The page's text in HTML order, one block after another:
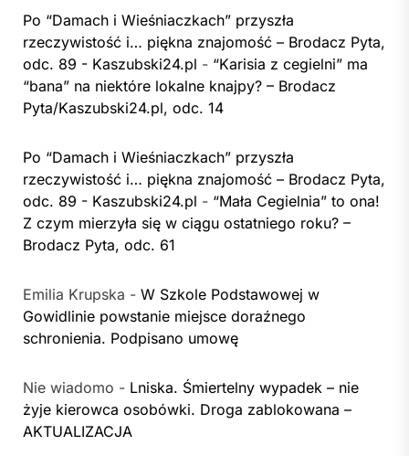
Po “Damach i Wieśniaczkach” przyszła
rzeczywistość i… piękna znajomość – Brodacz Pyta,
odc. 89 - Kaszubski24.pl - “Karisia z cegielni” ma
“bana” na niektóre lokalne knajpy? – Brodacz
Pyta/Kaszubski24.pl, odc. 14
Po “Damach i Wieśniaczkach” przyszła
rzeczywistość i… piękna znajomość – Brodacz Pyta,
odc. 89 - Kaszubski24.pl - “Mała Cegielnia” to ona!
Z czym mierzyła się w ciągu ostatniego roku? –
Brodacz Pyta, odc. 61
Emilia Krupska - W Szkole Podstawowej w
Gowidlinie powstanie miejsce doraźnego
schronienia. Podpisano umowę
Nie wiadomo - Lniska. Śmiertelny wypadek – nie
żyje kierowca osobówki. Droga zablokowana –
AKTUALIZACJA